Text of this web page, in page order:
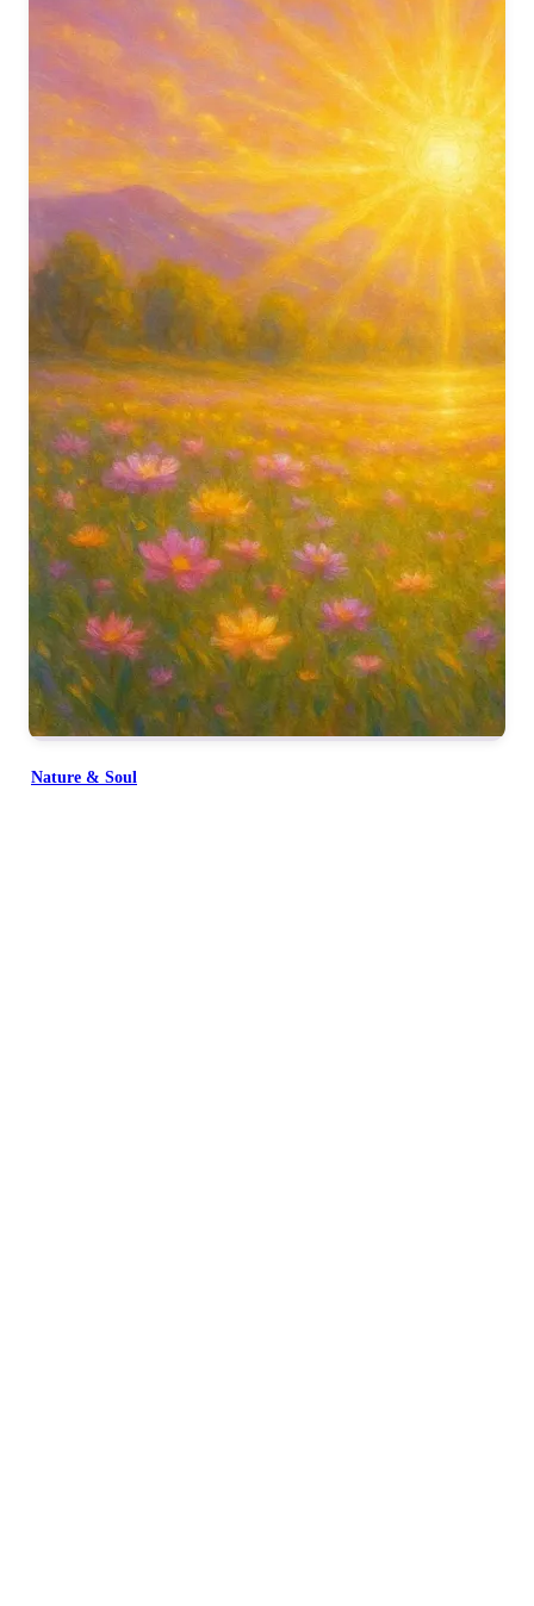
Peace is the solution,
Peace is the essence of all.
Om Shanti, Om Shanti,
Om Shanti, Shanti Om.
(Repeated again and again, affirming peace as the eternal
Nature & Soul